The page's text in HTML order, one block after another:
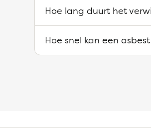
Hoe lang duurt het
Hoe snel kan een